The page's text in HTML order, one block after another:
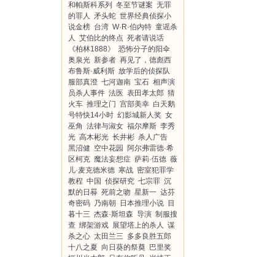
和帕斯科系列
冬至节谜案 无罪
的罪人 矛头蛇 世界经典侦探小
说金榜 台湾 W·R·伯内特 童谣杀
人 艾伯比的终点 死者请说话
《柏林1888》
恐怖分子的阳伞
奥泉光 新参者 再见了，德彪西
布鲁斯·威利斯 放学后的侦探队
服部真澄 七河迦南 宝石 相声演
员杀人事件 法医 表田孝太郎 猜
火车 推理之门 宫部美幸 白天鹅
号特快14小时 幻影城新人奖 女
巫角 法律与淑女 福尔摩斯 李秀
光 高木彬光 长井彬 杀人广告
黑沼健 空中花园
阿尔弗雷德·希
区柯克 魔法妄想症 萨莉·伍德 薇
儿·麦克德米德 寒战 密室犯罪学
教程 中国 侦探研究 七宗罪 沉
默的日晷 死前之吻 星新一 达芬
奇密码 乃南朝 日本推理小说 目
暮十三 杰森·斯坦森 导演 制服搜
查 绑架游戏 展望塔上的杀人 谋
杀之心 太田兰三 多多良胜五郎
十八之夏 向日葵的祭奠
巴里奖